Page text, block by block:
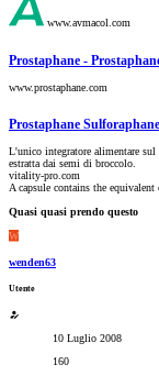
www.avmacol.com
Prostaphane -
www.prostaphane.com
Prostaphane
L'unico integratore alimentare sul
estratta dai semi di broccolo.
vitality-pro.com
A capsule contains the
Quasi quasi prendo questo
W
wenden63
Utente
10 Luglio 2008
160